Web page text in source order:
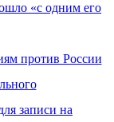
«с одним его
против России
записи на